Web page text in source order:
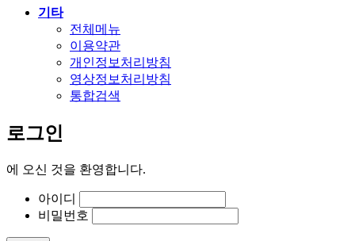
기타
전체메뉴
이용약관
개인정보처리방침
영상정보처리방침
통합검색
로그인
에 오신 것을 환영합니다.
아이디
비밀번호